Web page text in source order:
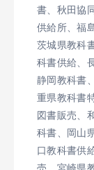
書、秋田協
供給所、福
茨城県教科
科書供給、
静岡教科書
重県教科書
図書販売、
科書、岡山
口教科書供